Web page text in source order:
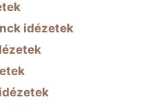
idézetek